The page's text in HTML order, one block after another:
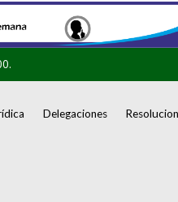
Delegaciones